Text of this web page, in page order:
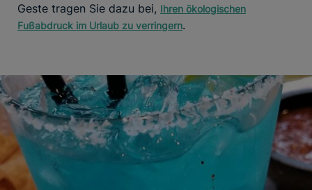
Geste tragen Sie dazu bei, Ihren ökologischen
Fußabdruck im Urlaub zu verringern.